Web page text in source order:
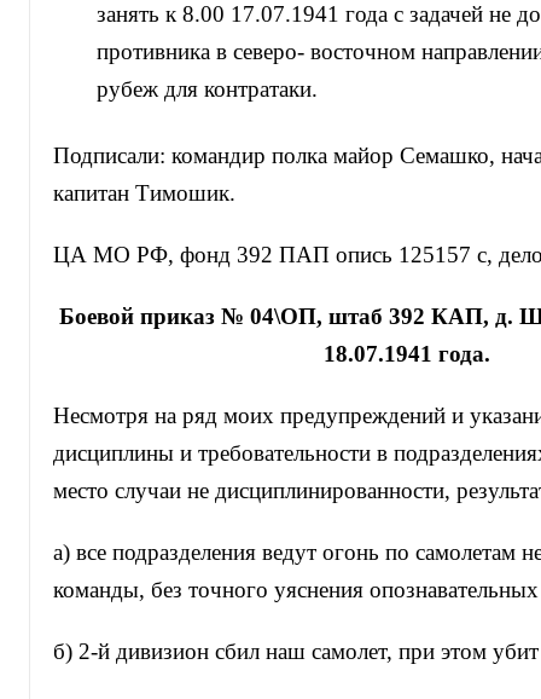
занять к 8.00 17.07.1941 года с задачей не
противника в северо- восточном
рубеж для контратаки.
Подписали: командир полка майор Семашко,
капитан Тимошик.
ЦА МО РФ, фонд 392 ПАП опись 125157 с, дело
Боевой приказ № 04\ОП, штаб 392 КАП, д.
18.07.1941 года.
Несмотря на ряд моих предупреждений и
дисциплины и требовательности в
место случаи не дисциплинированности,
а) все подразделения ведут огонь по самолетам
команды, без точного уяснения
б) 2-й дивизион сбил наш самолет, при этом убит